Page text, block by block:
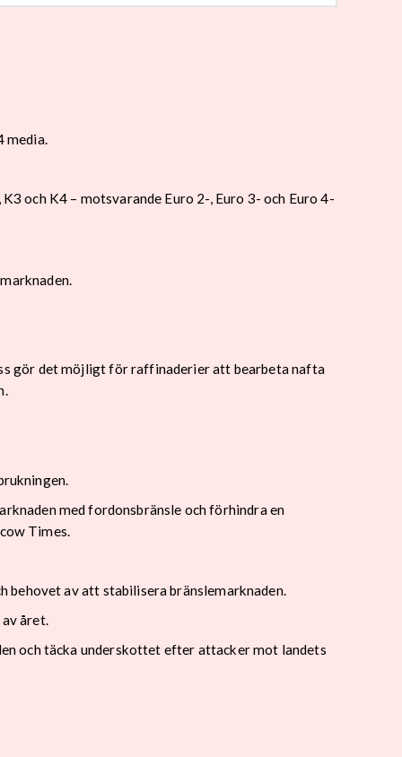
media.
och K4 – motsvarande Euro 2-, Euro 3- och Euro 4-
gör det möjligt för raffinaderier att bearbeta nafta
med fordonsbränsle och förhindra en
Times.
behovet av att stabilisera bränslemarknaden.
året.
och täcka underskottet efter attacker mot landets